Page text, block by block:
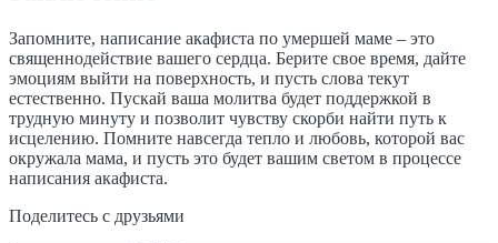
Запомните, написание акафиста по умершей маме – это
священнодействие вашего сердца. Берите свое время, дайте
эмоциям выйти на поверхность, и пусть слова текут
естественно. Пускай ваша молитва будет поддержкой в
трудную минуту и позволит чувству скорби найти путь к
исцелению. Помните навсегда тепло и любовь, которой вас
окружала мама, и пусть это будет вашим светом в процессе
написания акафиста.
Поделитесь с друзьями